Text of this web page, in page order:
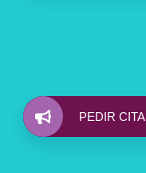
PEDIR CITA